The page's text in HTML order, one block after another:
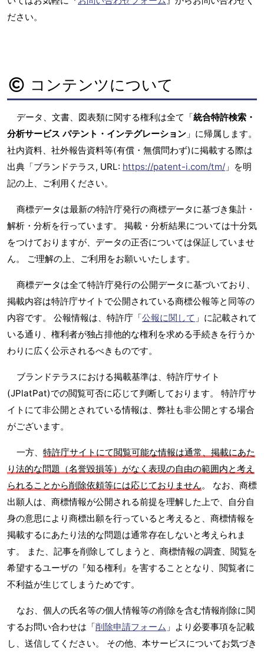
ださい。
コンテンツについて
データ、文書、図表類に関する権利は全て「統合特許検索・
分析サービス パテント・インテグレーション 」に帰属します。
社内資料、社外報告資料等(有償・無償問わず)に掲載する際は
出典「ブランドテラス, URL: https://patent-i.com/tm/ 」を明
記の上、ご利用ください。
商標データは最新の特許庁発行の商標データに基づき集計・
解析・分析を行っています。 掲載・分析結果については十分気
をつけておりますが、データの正否については保証していませ
ん。 ご理解の上、ご利用をお願いいたします。
商標データは全て特許庁発行の公開データに基づいており、
掲載内容は特許庁サイトで公開されている商標公報等と同等の
内容です。 公報情報は、特許庁「公報に関して 」に記載されて
いる通り、権利者が独占排他的な権利を求める手続きを行うか
わりに広く公示されるべきものです。
ブランドテラスにおける掲載基準は、特許庁サイト
(JPlatPat)での閲覧可否に応じて判断しております。 特許庁サ
イトにて非公開とされている情報は、弊社も非公開とする場合
がございます。
一方、 特許庁サイトにて閲覧可能な情報は通常、掲載にあた
り法的な問題（名誉毀損等）がなく表現の自由の範囲内と考え
られることから削除依頼等には応じておりません。 なお、商標
出願人は、商標情報が公開される前提を理解した上で、自分自
身の意思により商標出願を行っていると考えると、商標情報を
掲載するにあたり法的な問題は通常存在しないと考えられま
す。 また、記事を削除してしまうと、商標情報の調査、閲覧を
希望するユーザの『知る権利』を害することとなり、閲覧者に
不利益が生じてしまうためです。
なお、個人の氏名等の個人情報等の削除を含む情報削除に関
するお問い合わせは「削除申請フォーム 」より必要事項を記載
し、送信してください。 その他、本サービスについてお気づき